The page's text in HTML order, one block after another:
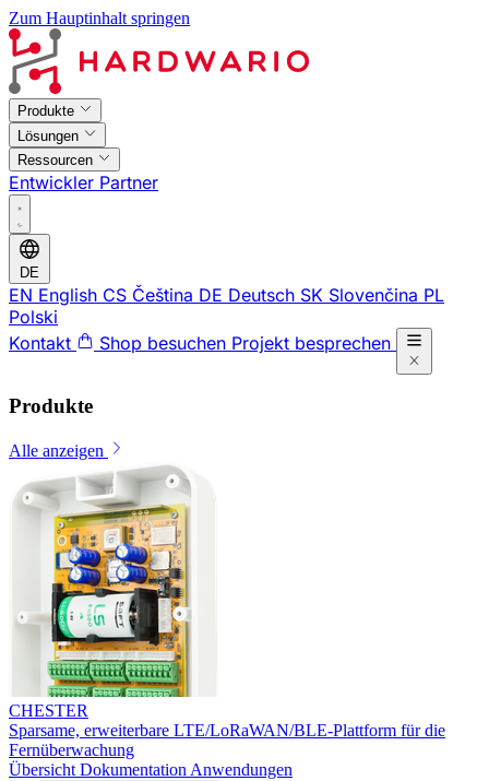
Zum Hauptinhalt springen
Produkte
Lösungen
Ressourcen
Entwickler Partner
DE
EN English CS Čeština DE Deutsch SK Slovenčina PL
Polski
Kontakt
Shop besuchen Projekt besprechen
Produkte
Alle anzeigen
CHESTER
Sparsame, erweiterbare LTE/LoRaWAN/BLE-Plattform für die
Fernüberwachung
Übersicht Dokumentation Anwendungen